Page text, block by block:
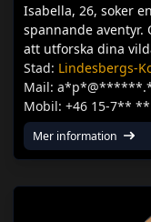
Isabella, 26, soker
spannande
att utforska dina
Stad: Lindesbergs-
Mail:
Mobil: +46 15-7**
Mer information